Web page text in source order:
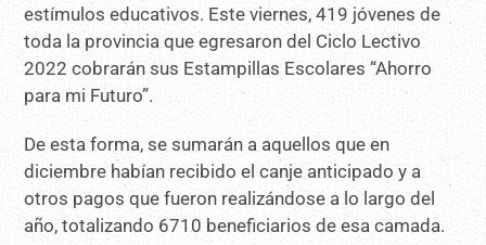
estímulos educativos. Este viernes, 419 jóvenes de
toda la provincia que egresaron del Ciclo Lectivo
2022 cobrarán sus Estampillas Escolares “Ahorro
para mi Futuro”.
De esta forma, se sumarán a aquellos que en
diciembre habían recibido el canje anticipado y a
otros pagos que fueron realizándose a lo largo del
año, totalizando 6710 beneficiarios de esa camada.